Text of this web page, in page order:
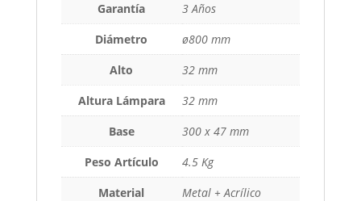
Garantía
3 Años
Diámetro
ø800 mm
Alto
32 mm
Altura Lámpara
32 mm
Base
300 x 47 mm
Peso Artículo
4.5 Kg
Material
Metal + Acrílico